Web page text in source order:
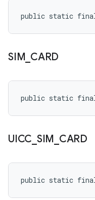
public static
SIM CARD
public static
UICC SIM CARD
public static